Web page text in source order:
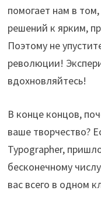
помогает нам в
решений к ярким,
Поэтому не
революции!
вдохновляйтесь!
В конце концов,
ваше творчество?
Typographer,
бесконечному
вас всего в одном